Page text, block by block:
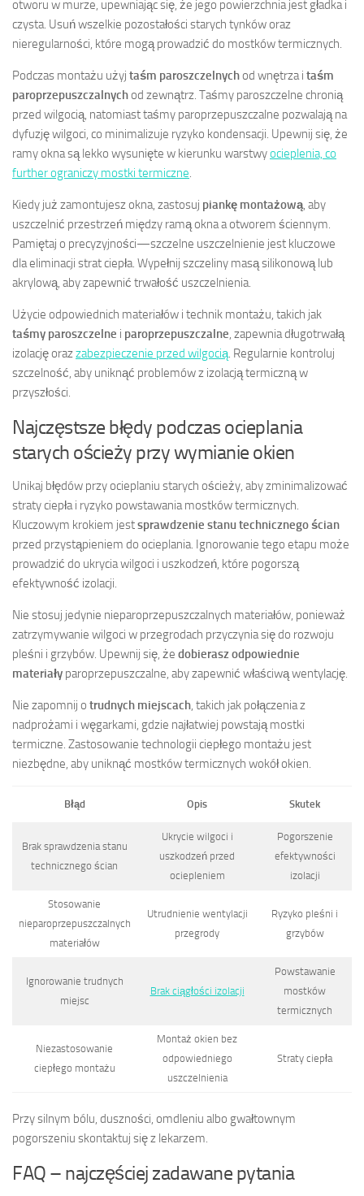
otworu w murze, upewniając się, że jego powierzchnia jest gładka i
czysta. Usuń wszelkie pozostałości starych tynków oraz
nieregularności, które mogą prowadzić do mostków termicznych.
Podczas montażu użyj taśm paroszczelnychod wnętrza i taśm
paroprzepuszczalnychod zewnątrz. Taśmy paroszczelne chronią
przed wilgocią, natomiast taśmy paroprzepuszczalne pozwalają na
dyfuzję wilgoci, co minimalizuje ryzyko kondensacji. Upewnij się, że
ramy okna są lekko wysunięte w kierunku warstwyocieplenia, co
further ograniczy mostki termiczne.
Kiedy już zamontujesz okna, zastosuj piankę montażową, aby
uszczelnić przestrzeń między ramą okna a otworem ściennym.
Pamiętaj o precyzyjności—szczelne uszczelnienie jest kluczowe
dla eliminacji strat ciepła. Wypełnij szczeliny masą silikonową lub
akrylową, aby zapewnić trwałość uszczelnienia.
Użycie odpowiednich materiałów i technik montażu, takich jak
taśmy paroszczelne i paroprzepuszczalne, zapewnia długotrwałą
izolację orazzabezpieczenie przed wilgocią. Regularnie kontroluj
szczelność, aby uniknąć problemów z izolacją termiczną w
przyszłości.
Najczęstsze błędy podczas ocieplania
starych ościeży przy wymianie okien
Unikaj błędów przy ocieplaniu starych ościeży, aby zminimalizować
straty ciepła i ryzyko powstawania mostków termicznych.
Kluczowym krokiem jestsprawdzenie stanu technicznego ścian
przed przystąpieniem do ocieplania. Ignorowanie tego etapu może
prowadzić do ukrycia wilgoci i uszkodzeń, które pogorszą
efektywność izolacji.
Nie stosuj jedynie nieparoprzepuszczalnych materiałów, ponieważ
zatrzymywanie wilgoci w przegrodach przyczynia się do rozwoju
pleśni i grzybów. Upewnij się, że dobierasz odpowiednie
materiały paroprzepuszczalne, aby zapewnić właściwą wentylację.
Nie zapomnij o trudnych miejscach, takich jak połączenia z
nadprożami i węgarkami, gdzie najłatwiej powstają mostki
termiczne. Zastosowanie technologii ciepłego montażu jest
niezbędne, aby uniknąć mostków termicznych wokół okien.
Błąd Opis Skutek
Brak sprawdzenia stanu
technicznego ścian
Ukrycie wilgoci i
uszkodzeń przed
ociepleniem
Pogorszenie
efektywności
izolacji
Stosowanie
nieparoprzepuszczalnych
materiałów
Utrudnienie wentylacji
przegrody
Ryzyko pleśni i
grzybów
Ignorowanie trudnych
miejsc
Brak ciągłości izolacji
Powstawanie
mostków
termicznych
Niezastosowanie
ciepłego montażu
Montaż okien bez
odpowiedniego
uszczelnienia
Straty ciepła
Przy silnym bólu, duszności, omdleniu albo gwałtownym
pogorszeniu skontaktuj się z lekarzem.
FAQ – najczęściej zadawane pytania